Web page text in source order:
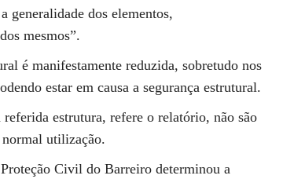
generalidade dos elementos,
mesmos”.
é manifestamente reduzida, sobretudo nos
estar em causa a segurança estrutural.
referida estrutura, refere o relatório, não são
normal utilização.
Civil do Barreiro determinou a